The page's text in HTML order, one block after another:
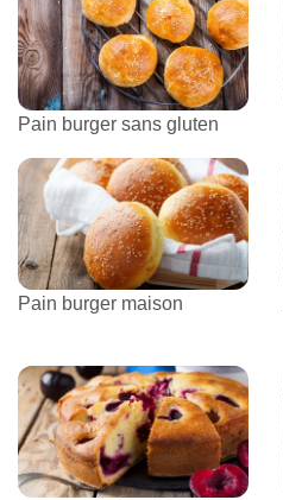
Pain burger sans gluten
Pain burger maison